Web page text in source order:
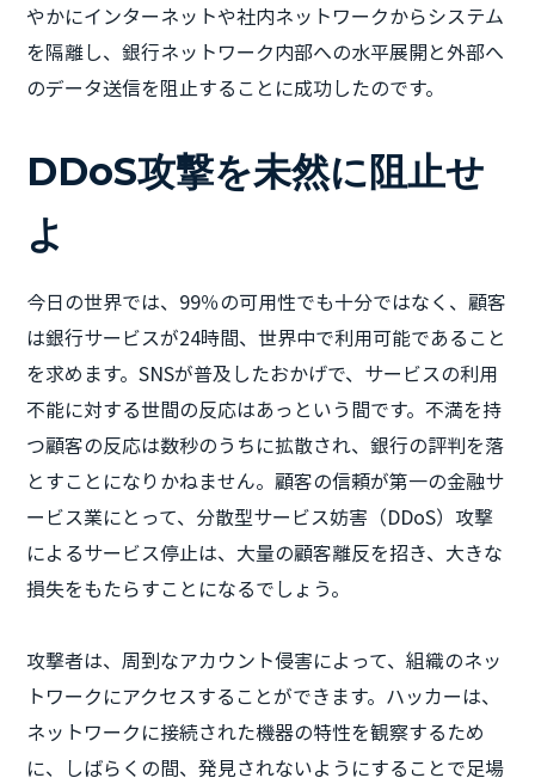
やかにインターネットや社内ネットワークからシステム
を隔離し、銀行ネットワーク内部への水平展開と外部へ
のデータ送信を阻止することに成功したのです。
DDoS攻撃を未然に阻止せ
よ
今日の世界では、99％の可用性でも十分ではなく、顧客
は銀行サービスが24時間、世界中で利用可能であること
を求めます。SNSが普及したおかげで、サービスの利用
不能に対する世間の反応はあっという間です。不満を持
つ顧客の反応は数秒のうちに拡散され、銀行の評判を落
とすことになりかねません。顧客の信頼が第一の金融サ
ービス業にとって、分散型サービス妨害（DDoS）攻撃
によるサービス停止は、大量の顧客離反を招き、大きな
損失をもたらすことになるでしょう。
攻撃者は、周到なアカウント侵害によって、組織のネッ
トワークにアクセスすることができます。ハッカーは、
ネットワークに接続された機器の特性を観察するため
に、しばらくの間、発見されないようにすることで足場